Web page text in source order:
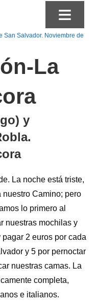
≡
San Salvador. Noviembre de
La
y
La noche está triste,
nuestro Camino; pero
lo primero al
nuestras mochilas y
2 euros por cada
y 5 por pernoctar
nuestras camas. La
completa,
e italianos.